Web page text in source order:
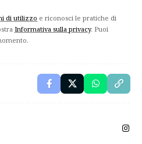
di utilizzo e riconosci le pratiche di
Informativa sulla privacy. Puoi